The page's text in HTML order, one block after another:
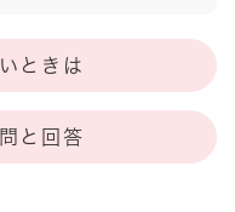
ときは
と回答